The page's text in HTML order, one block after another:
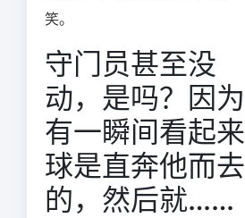
笑。
守门员甚至没
动，是吗？因为
有一瞬间看起来
球是直奔他而去
的，然后就……